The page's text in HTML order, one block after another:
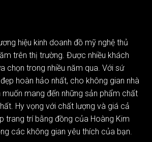
hiệu kinh doanh đồ mỹ nghệ thủ
trên thị trường. Được nhiều khách
chọn trong nhiều năm qua. Với sứ
hoàn hảo nhất, cho không gian nhà
muốn mang đến những sản phẩm chất
Hy vọng với chất lượng và giá cả
trang trí bằng đồng của Hoàng Kim
các không gian yêu thích của bạn.